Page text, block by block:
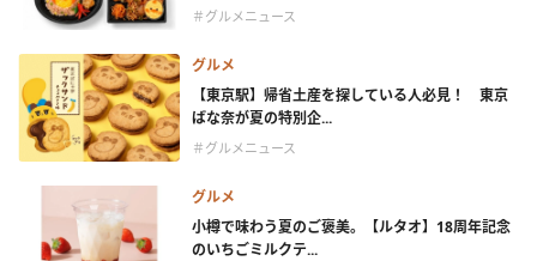
＃グルメニュース
グルメ
【東京駅】帰省土産を探している人必見！ 東京
ばな奈が夏の特別企...
＃グルメニュース
グルメ
小樽で味わう夏のご褒美。【ルタオ】18周年記念
のいちごミルクテ...